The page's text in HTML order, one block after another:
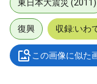
東日本大震災 (2011)
復興 収録:いわ
この画像に似た